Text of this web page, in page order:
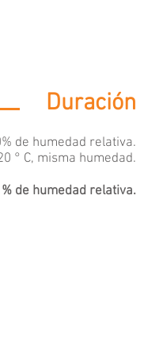
Duración
de humedad relativa.
° C, misma humedad.
de humedad relativa.